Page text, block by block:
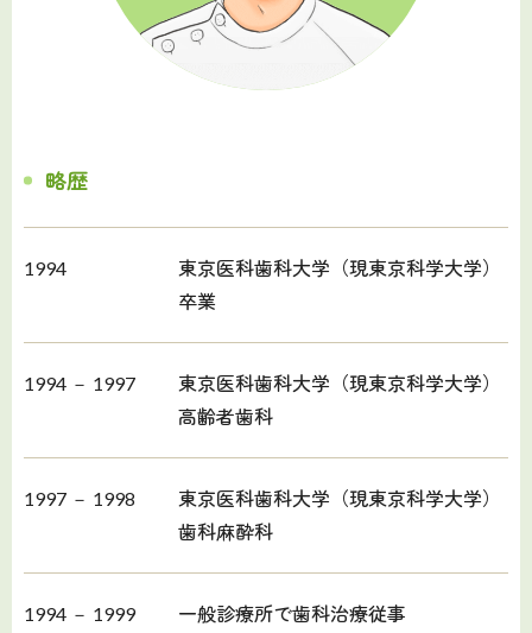
略歴
1994
東京医科歯科大学（現東京科学大学）
卒業
1994 － 1997
東京医科歯科大学（現東京科学大学）
高齢者歯科
1997 － 1998
東京医科歯科大学（現東京科学大学）
歯科麻酔科
1994 － 1999 一般診療所で歯科治療従事